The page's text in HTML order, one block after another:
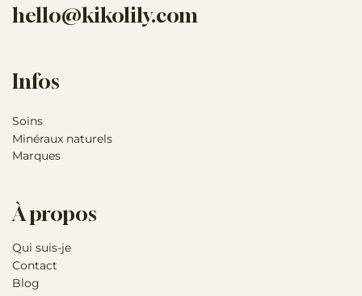
hello@kikolily.com
Infos
Soins
Minéraux naturels
Marques
À propos
Qui suis-je
Contact
Blog